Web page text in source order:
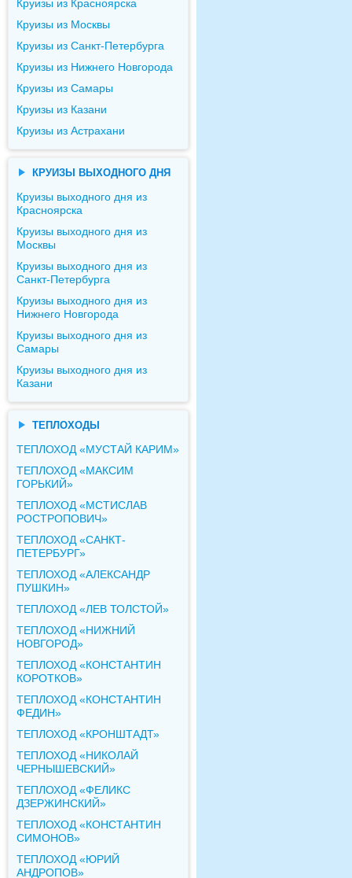
Круизы из Красноярска
Круизы из Москвы
Круизы из Санкт-Петербурга
Круизы из Нижнего Новгорода
Круизы из Самары
Круизы из Казани
Круизы из Астрахани
КРУИЗЫ ВЫХОДНОГО ДНЯ
Круизы выходного дня из
Красноярска
Круизы выходного дня из
Москвы
Круизы выходного дня из
Санкт-Петербурга
Круизы выходного дня из
Нижнего Новгорода
Круизы выходного дня из
Самары
Круизы выходного дня из
Казани
ТЕПЛОХОДЫ
ТЕПЛОХОД «МУСТАЙ КАРИМ»
ТЕПЛОХОД «МАКСИМ
ГОРЬКИЙ»
ТЕПЛОХОД «МСТИСЛАВ
РОСТРОПОВИЧ»
ТЕПЛОХОД «САНКТ-
ПЕТЕРБУРГ»
ТЕПЛОХОД «АЛЕКСАНДР
ПУШКИН»
ТЕПЛОХОД «ЛЕВ ТОЛСТОЙ»
ТЕПЛОХОД «НИЖНИЙ
НОВГОРОД»
ТЕПЛОХОД «КОНСТАНТИН
КОРОТКОВ»
ТЕПЛОХОД «КОНСТАНТИН
ФЕДИН»
ТЕПЛОХОД «КРОНШТАДТ»
ТЕПЛОХОД «НИКОЛАЙ
ЧЕРНЫШЕВСКИЙ»
ТЕПЛОХОД «ФЕЛИКС
ДЗЕРЖИНСКИЙ»
ТЕПЛОХОД «КОНСТАНТИН
СИМОНОВ»
ТЕПЛОХОД «ЮРИЙ
АНДРОПОВ»